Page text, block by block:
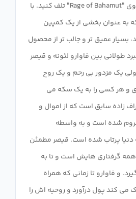
سنگ، وقت خود را بر روی "Rage of Bahamut" تلف کنید. با
به عنوان بخشی از یک کمپین
بسیار عمیق تر و جالب تر از محصول
طولانی بین فاوارو لئونه و قیصر
یک مزدور بی رحم و یک روح
و هر کسی را به یک سکه می
زاده سابق است که از اموال و
شده است و به واسطه
دنیا پرتاب شده است. قیصر مطمئن
گرفتاری هایش است و تا به
و فاوارو تا زمانی که همراه
کند پول درآورد و روحیه اش را